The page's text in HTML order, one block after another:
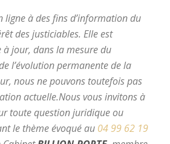
ligne à des fins d’information du
des justiciables. Elle est
jour, dans la mesure du
l’évolution permanente de la
nous ne pouvons toutefois pas
actuelle.Nous vous invitons à
toute question juridique ou
le thème évoqué au 04 99 62 19